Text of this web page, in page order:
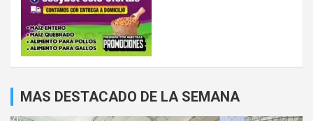
MAS DESTACADO DE LA SEMANA